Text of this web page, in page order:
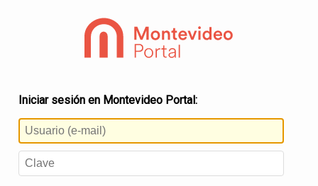
Iniciar sesión en Montevideo Portal: